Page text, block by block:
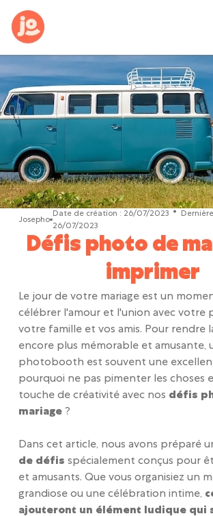
Josepho
Date de création : 26/07/2023
26/07/2023
Défis photo de
imprimer
Le jour de votre mariage est un
célébrer l'amour et l'union avec votre
votre famille et vos amis. Pour rendre
encore plus mémorable et amusante,
photobooth est souvent une
pourquoi ne pas pimenter les choses
touche de créativité avec nos défis
mariage ?
Dans cet article, nous avons préparé
de défis spécialement conçus pour
et amusants. Que vous organisiez un
grandiose ou une célébration intime,
ajouteront un élément ludique qui